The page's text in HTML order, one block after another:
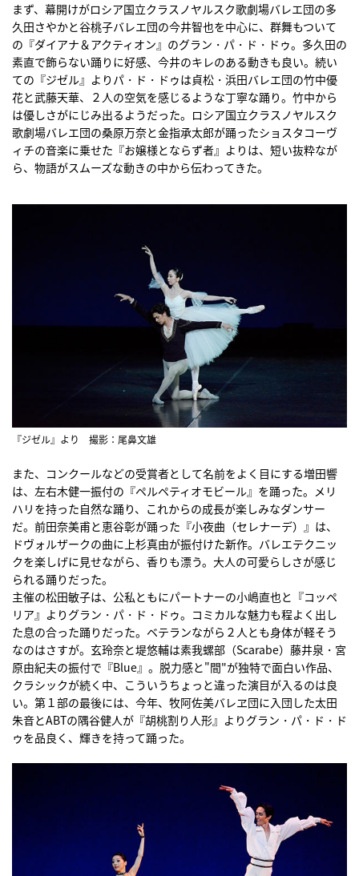
まず、幕開けがロシア国立クラスノヤルスク歌劇場バレエ団の多
久田さやかと谷桃子バレエ団の今井智也を中心に、群舞もついて
の『ダイアナ＆アクティオン』のグラン・パ・ド・ドゥ。多久田の
素直で飾らない踊りに好感、今井のキレのある動きも良い。続い
ての『ジゼル』よりパ・ド・ドゥは貞松・浜田バレエ団の竹中優
花と武藤天華、２人の空気を感じるような丁寧な踊り。竹中から
は優しさがにじみ出るようだった。ロシア国立クラスノヤルスク
歌劇場バレエ団の桑原万奈と金指承太郎が踊ったショスタコーヴ
ィチの音楽に乗せた『お嬢様とならず者』よりは、短い抜粋なが
ら、物語がスムーズな動きの中から伝わってきた。
『ジゼル』より 撮影：尾鼻文雄
また、コンクールなどの受賞者として名前をよく目にする増田響
は、左右木健一振付の『ペルペティオモビール』を踊った。メリ
ハリを持った自然な踊り、これからの成長が楽しみなダンサー
だ。前田奈美甫と恵谷彰が踊った『小夜曲（セレナーデ）』は、
ドヴォルザークの曲に上杉真由が振付けた新作。バレエテクニッ
クを楽しげに見せながら、香りも漂う。大人の可愛らしさが感じ
られる踊りだった。
主催の松田敏子は、公私ともにパートナーの小嶋直也と『コッペ
リア』よりグラン・パ・ド・ドゥ。コミカルな魅力も程よく出し
た息の合った踊りだった。ベテランながら２人とも身体が軽そう
なのはさすが。玄玲奈と堤悠輔は素我螺部（Scarabe）藤井泉・宮
原由紀夫の振付で『Blue』。脱力感と"間"が独特で面白い作品、
クラシックが続く中、こういうちょっと違った演目が入るのは良
い。第１部の最後には、今年、牧阿佐美バレヱ団に入団した太田
朱音とABTの隅谷健人が『胡桃割り人形』よりグラン・パ・ド・ド
ゥを品良く、輝きを持って踊った。